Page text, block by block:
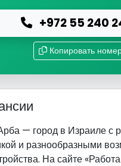
+972 55 240
Копировать
— город в Израиле с
и разнообразными
На сайте